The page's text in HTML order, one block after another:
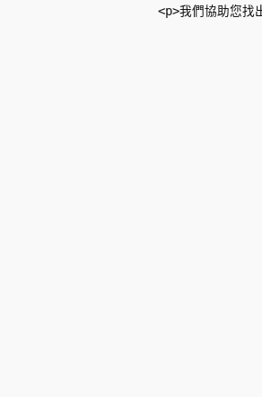
<p>我們協助